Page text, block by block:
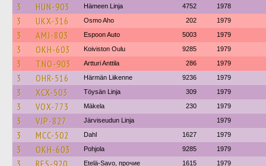
3 HUN-903 Hämeen Linja 4752 1978
3 UKX-316 Osmo Aho 202 1979
3 AMJ-803 Espoon Auto 5003 1979
3 OKH-603 Koiviston Oulu 9285 1979
3 TNO-903 Artturi Anttila 286 1979
3 OHR-516 Härmän Liikenne 9236 1979
3 XCX-503 Töysän Linja 309 1979
3 VOX-773 Mäkela 230 1979
3 VJP-827 Järviseudun Linja 1979
3 MCC-502 Dahl 1627 1979
3 OKH-603 Pohjola 9285 1979
3 RES-920 Etelä-Savo, прочие 1615 1979